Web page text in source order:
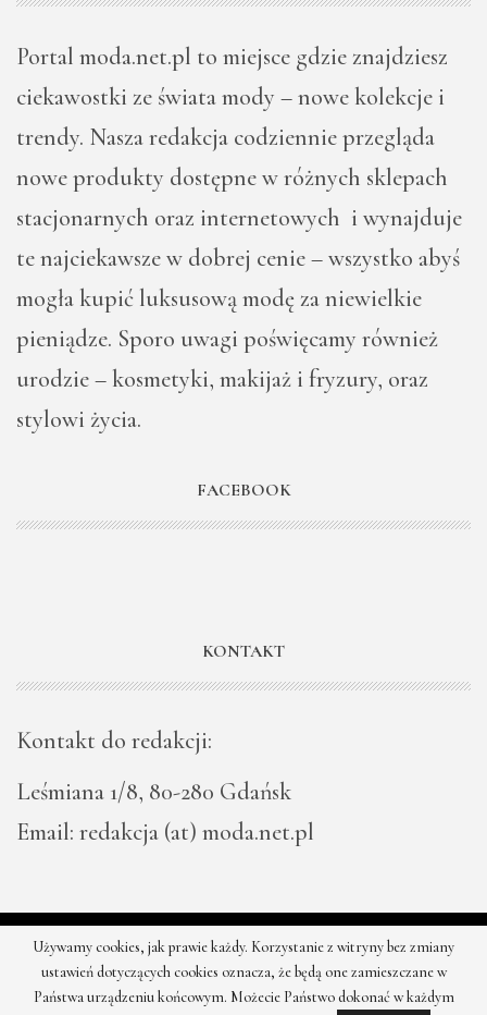
Portal moda.net.pl to miejsce gdzie znajdziesz
ciekawostki ze świata mody – nowe kolekcje i
trendy. Nasza redakcja codziennie przegląda
nowe produkty dostępne w różnych sklepach
stacjonarnych oraz internetowych i wynajduje
te najciekawsze w dobrej cenie – wszystko abyś
mogła kupić luksusową modę za niewielkie
pieniądze. Sporo uwagi poświęcamy również
urodzie – kosmetyki, makijaż i fryzury, oraz
stylowi życia.
FACEBOOK
KONTAKT
Kontakt do redakcji:
Leśmiana 1/8, 80-280 Gdańsk
Email: redakcja (at) moda.net.pl
© 2026 - Moda - najnowsze kolekcje, najtańsze sklepy. Wszystkie
prawa zastrzeżone.
Używamy cookies, jak prawie każdy. Korzystanie z witryny bez zmiany
ustawień dotyczących cookies oznacza, że będą one zamieszczane w
Państwa urządzeniu końcowym. Możecie Państwo dokonać w każdym